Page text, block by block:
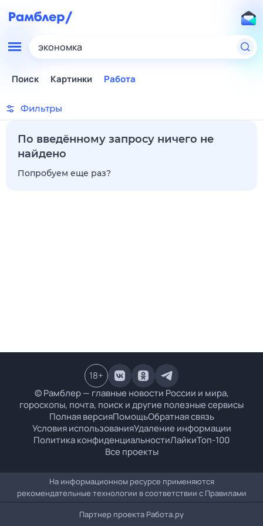
экономка
Поиск Картинки Работа
Фильтры
По введённому запросу ничего не
найдено
Попробуем еще раз?
© Рамблер — главные новости России и мира,
гороскопы, почта, поиск и другие полезные сервисы
Полная версияПомощьОбратная связь
Условия использованияУдаление информации
Политика конфиденциальностиЛайкиТоп-100
Все проекты
18+
На информационном ресурсе применяются
рекомендательные технологии в соответствии с Правилами
Партнер проекта Работа.ру